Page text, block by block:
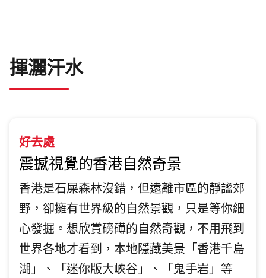
揮灑汗水
好去處
震撼視覺的香港自然奇景
香港是石屎森林沒錯，但遠離市區的靜謐郊
野，卻擁有世界級的自然景觀，只是等你細
心發掘。想欣賞磅礡的自然奇觀，不用飛到
世界各地才看到，本地隱藏美景「香港千島
湖」、「迷你版大峽谷」、「鬼手岩」等